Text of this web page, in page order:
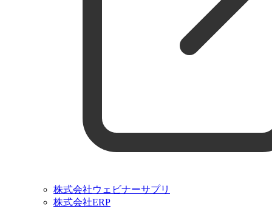
株式会社ウェビナーサプリ
株式会社ERP